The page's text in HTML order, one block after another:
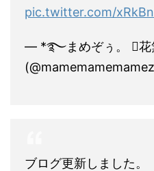
pic.twitter.com/
— *࿐まめぞぅ。 花
ブログ更新しました。